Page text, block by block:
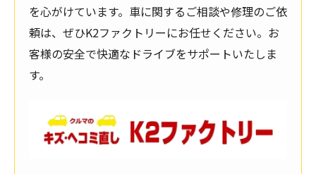
を心がけています。車に関するご相談や修理のご依
頼は、ぜひK2ファクトリーにお任せください。お
客様の安全で快適なドライブをサポートいたしま
す。